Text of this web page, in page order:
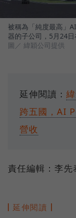
被稱為「純度最高」
器的子公司，5月24日
圖／ 緯穎公司提供
延伸閱讀：
跨五國，AI
營收
責任編輯：李先
延伸閱讀